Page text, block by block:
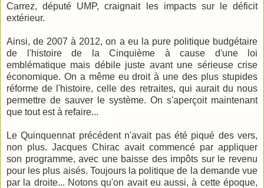
Carrez, député UMP, craignait les impacts sur le déficit
extérieur.
Ainsi, de 2007 à 2012, on a eu la pure politique budgétaire
de l'histoire de la Cinquième à cause d'une loi
emblématique mais débile juste avant une sérieuse crise
économique. On a même eu droit à une des plus stupides
réforme de l'histoire, celle des retraites, qui aurait du nous
permettre de sauver le système. On s'aperçoit maintenant
que tout est à refaire...
Le Quinquennat précédent n'avait pas été piqué des vers,
non plus. Jacques Chirac avait commencé par appliquer
son programme, avec une baisse des impôts sur le revenu
pour les plus aisés. Toujours la politique de la demande vue
par la droite... Notons qu'on avait eu aussi, à cette époque,